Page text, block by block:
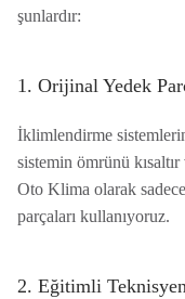
şunlardır:
1. Orijinal Yedek
İklimlendirme
sistemin ömrünü
Oto Klima olarak
parçaları kullanıyoruz.
2. Eğitimli